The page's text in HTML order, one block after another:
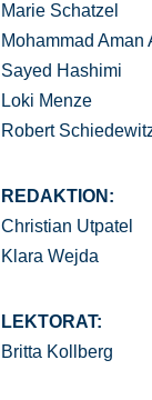
Marie Schatzel
Mohammad Aman
Sayed Hashimi
Loki Menze
Robert
REDAKTION:
Christian Utpatel
Klara Wejda
LEKTORAT:
Britta Kollberg